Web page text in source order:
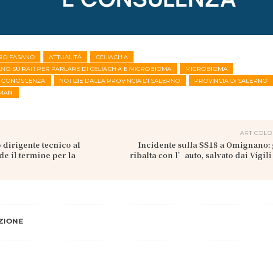
FASANO ATTUALITÀ
CELIACHIA
SU RAI 1 PER PARLARE DI CELIACHIA E MICROBIOMA
MICROBIOMA
NOTIZIE DALLA PROVINCIA DI SALERNO PROVINCIA DI SALERNO
dirigente tecnico al
il termine per la
ARTICOLO
Incidente sulla SS18 a Omignano:
ribalta con l’auto, salvato dai Vigili